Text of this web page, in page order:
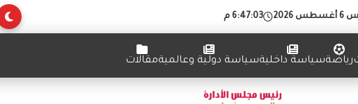
2026 6:47:04 م
رياضةسياسة داخليةسياسة دولية وعالميةمقالات